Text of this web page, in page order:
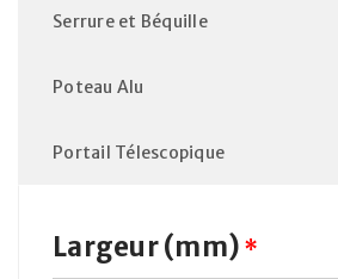
Serrure et Béquille
Poteau Alu
Portail Télescopique
Largeur (mm) *